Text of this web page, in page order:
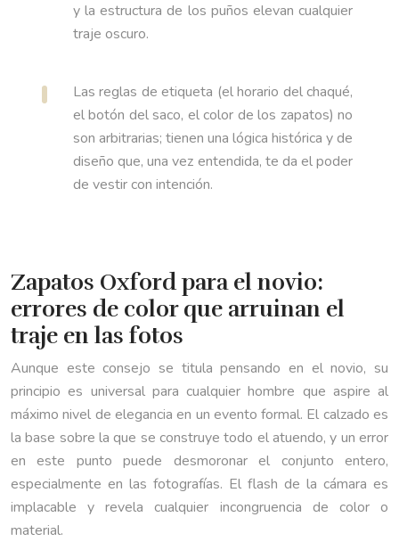
y la estructura de los puños elevan cualquier
traje oscuro.
Las reglas de etiqueta (el horario del chaqué,
el botón del saco, el color de los zapatos) no
son arbitrarias; tienen una lógica histórica y de
diseño que, una vez entendida, te da el poder
de vestir con intención.
Zapatos Oxford para el novio:
errores de color que arruinan el
traje en las fotos
Aunque este consejo se titula pensando en el novio, su
principio es universal para cualquier hombre que aspire al
máximo nivel de elegancia en un evento formal. El calzado es
la base sobre la que se construye todo el atuendo, y un error
en este punto puede desmoronar el conjunto entero,
especialmente en las fotografías. El flash de la cámara es
implacable y revela cualquier incongruencia de color o
material.